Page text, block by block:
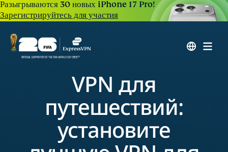
Разыгрываются 30 новых iPhone 17 Pro!
Зарегистрируйтесь для участия
VPN для
путешествий:
установите